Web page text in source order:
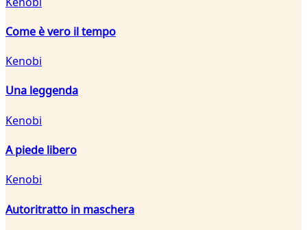
Come è vero il tempo
Kenobi
Una leggenda
Kenobi
A piede libero
Kenobi
Autoritratto in maschera